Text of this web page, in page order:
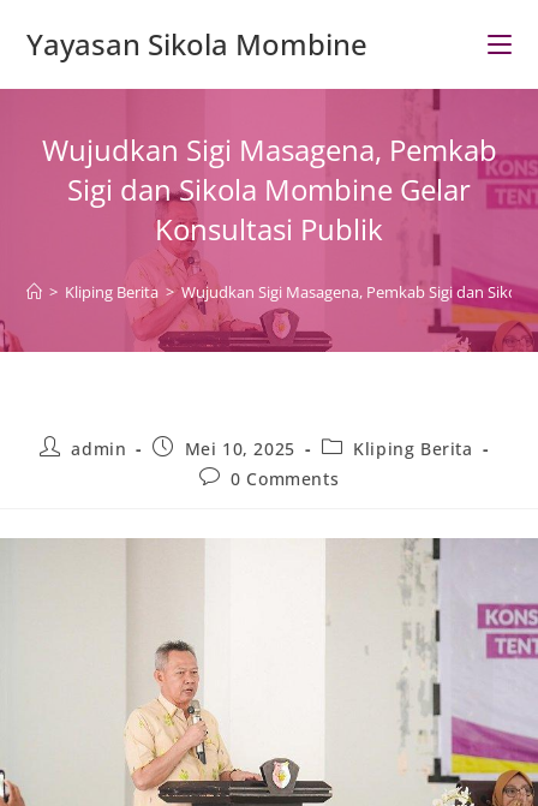
Yayasan Sikola Mombine
Wujudkan Sigi Masagena, Pemkab
Sigi dan Sikola Mombine Gelar
Konsultasi Publik
> Kliping Berita > Wujudkan Sigi Masagena, Pemkab Sigi dan
Postadmin
Post
published:
Mei 10, 2025
Post
category:
Kliping Berita
Post0 Comments